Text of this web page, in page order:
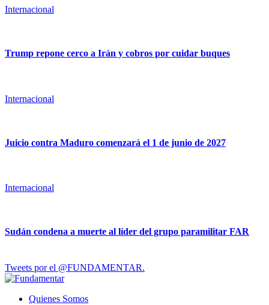
Internacional
Trump repone cerco a Irán y cobros por cuidar buques
Internacional
Juicio contra Maduro comenzará el 1 de junio de 2027
Internacional
Sudán condena a muerte al líder del grupo paramilitar FAR
Tweets por el @FUNDAMENTAR.
Quienes Somos